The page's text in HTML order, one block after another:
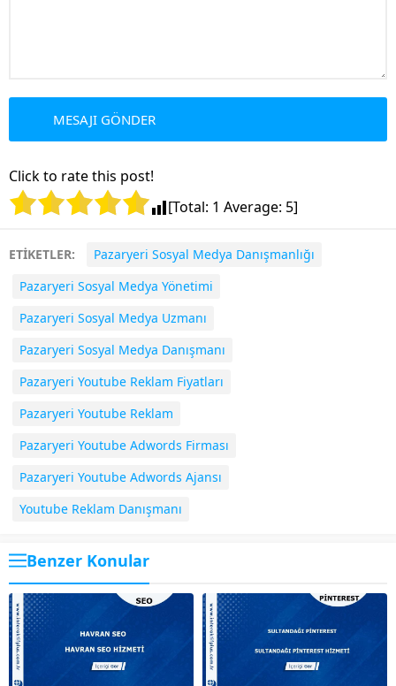
Click to rate this post!
[Total: 1 Average: 5]
ETİKETLER:
Pazaryeri Sosyal Medya Danışmanlığı
Pazaryeri Sosyal Medya Yönetimi
Pazaryeri Sosyal Medya Uzmanı
Pazaryeri Sosyal Medya Danışmanı
Pazaryeri Youtube Reklam Fiyatları
Pazaryeri Youtube Reklam
Pazaryeri Youtube Adwords Firması
Pazaryeri Youtube Adwords Ajansı
Youtube Reklam Danışmanı
Benzer Konular